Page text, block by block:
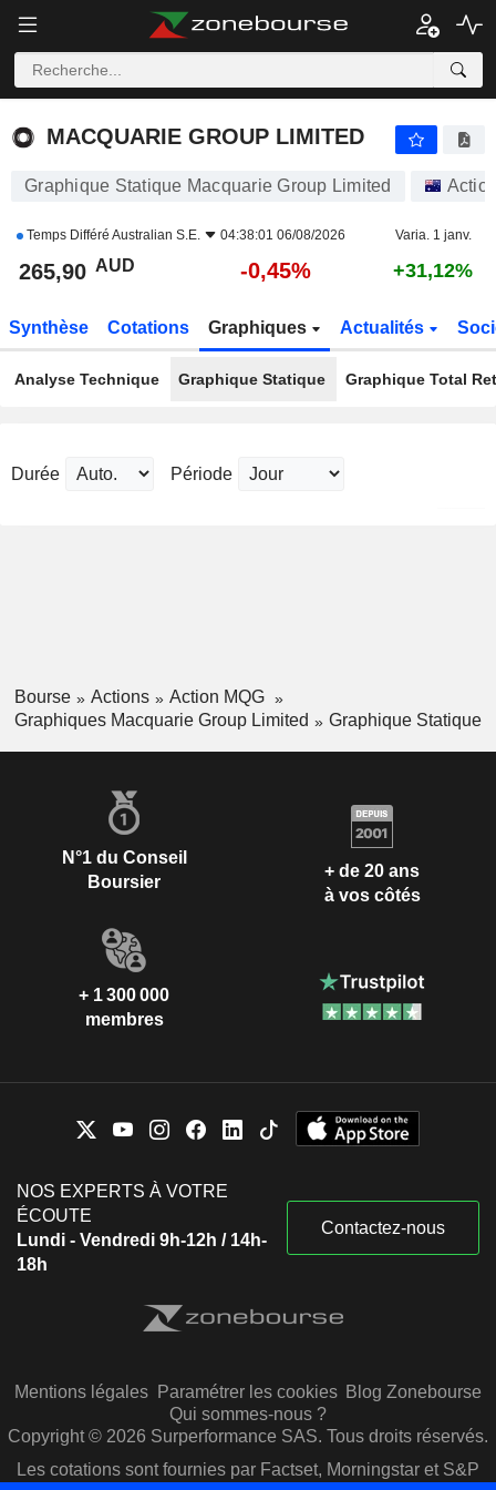
MACQUARIE GROUP LIMITED
MACQUARIE GROUP LIMITED
Graphique Statique Macquarie Group Limited
Temps Différé Australian S.E. 04:38:01 06/08/2026 Varia. 1 janv.
265,90 AUD -0,45% +31,12%
Synthèse Cotations Graphiques Actualités
Analyse Technique Graphique Statique Graphique Total
Durée Période
Bourse Actions
Action MQG
Graphiques Macquarie Group Limited
Graphique Statique
N°1 du Conseil
Boursier
+ de 20 ans
à vos côtés
+ 1 300 000
membres
NOS EXPERTS À VOTRE
ÉCOUTE
Lundi - Vendredi 9h-12h / 14h-
18h
Contactez-nous
Mentions légales Paramétrer les cookies Blog Zonebourse
Qui sommes-nous ?
Copyright © 2026 Surperformance SAS. Tous droits réservés.
Les cotations sont fournies par Factset, Morningstar et S&P